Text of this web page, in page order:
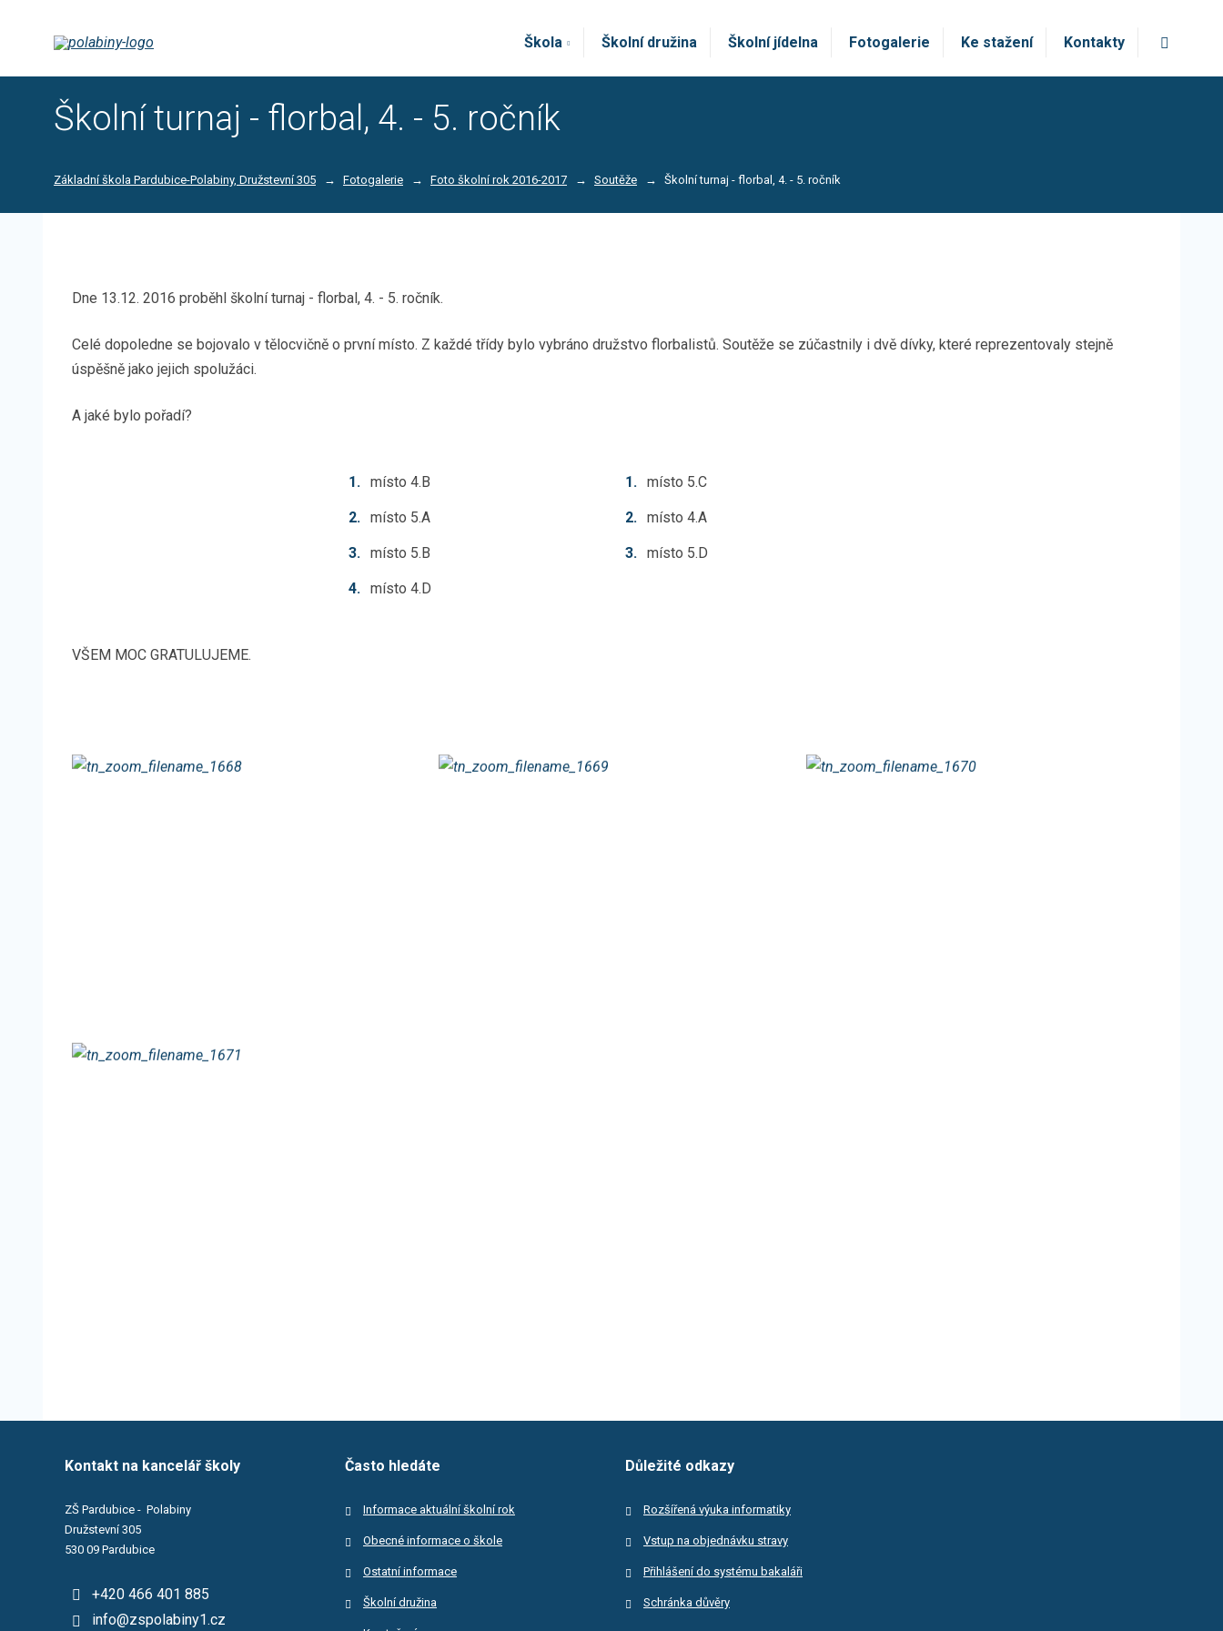
Škola Školní družina Školní jídelna Fotogalerie Ke stažení Kontakty
Školní turnaj - florbal, 4. - 5. ročník
Základní škola Pardubice-Polabiny, Družstevní 305 Fotogalerie Foto školní rok 2016-2017 Soutěže Školní turnaj - florbal, 4. - 5. ročník
Dne 13.12. 2016 proběhl školní turnaj - florbal, 4. - 5. ročník.
Celé dopoledne se bojovalo v tělocvičně o první místo. Z každé třídy bylo vybráno družstvo florbalistů. Soutěže se zúčastnily i dvě dívky, které reprezentovaly stejně
úspěšně jako jejich spolužáci.
A jaké bylo pořadí?
místo 4.B
místo 5.A
místo 5.B
místo 4.D
místo 5.C
místo 4.A
místo 5.D
VŠEM MOC GRATULUJEME.
Kontakt na kancelář školy
ZŠ Pardubice - Polabiny
Družstevní 305
530 09 Pardubice
+420 466 401 885
info@zspolabiny1.cz
Často hledáte
Informace aktuální školní rok
Obecné informace o škole
Ostatní informace
Školní družina
Důležité odkazy
Rozšířená výuka informatiky
Vstup na objednávku stravy
Přihlášení do systému bakaláři
Schránka důvěry